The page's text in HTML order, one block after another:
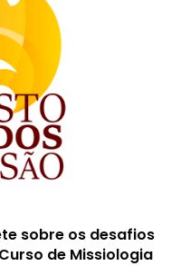
sobre os desafios
de Missiologia